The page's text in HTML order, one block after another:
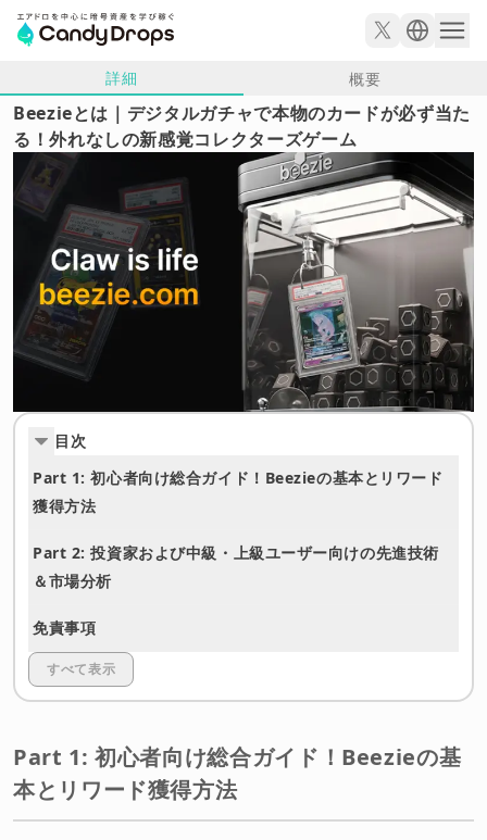
詳細 概要
Beezieとは｜デジタルガチャで本物のカードが必ず当た
る！外れなしの新感覚コレクターズゲーム
目次
Part 1: 初心者向け総合ガイド！Beezieの基本とリワード
獲得方法
Part 2: 投資家および中級・上級ユーザー向けの先進技術
＆市場分析
免責事項
すべて表示
Part 1: 初心者向け総合ガイド！Beezieの基
本とリワード獲得方法